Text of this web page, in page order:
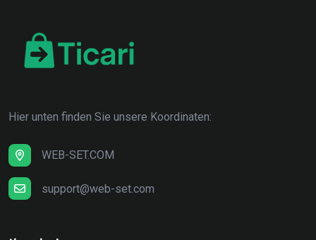
Hier unten finden Sie unsere Koordinaten:
WEB-SET.COM
support@web-set.com